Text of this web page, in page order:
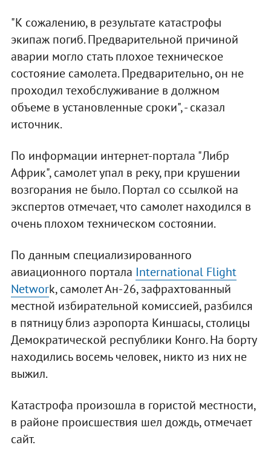
"К сожалению, в результате катастрофы
экипаж погиб. Предварительной причиной
аварии могло стать плохое техническое
состояние самолета. Предварительно, он не
проходил техобслуживание в должном
объеме в установленные сроки", - сказал
источник.
По информации интернет-портала "Либр
Африк", самолет упал в реку, при крушении
возгорания не было. Портал со ссылкой на
экспертов отмечает, что самолет находился в
очень плохом техническом состоянии.
По данным специализированного
авиационного портала International Flight
Network, самолет Ан-26, зафрахтованный
местной избирательной комиссией, разбился
в пятницу близ аэропорта Киншасы, столицы
Демократической республики Конго. На борту
находились восемь человек, никто из них не
выжил.
Катастрофа произошла в гористой местности,
в районе происшествия шел дождь, отмечает
сайт.